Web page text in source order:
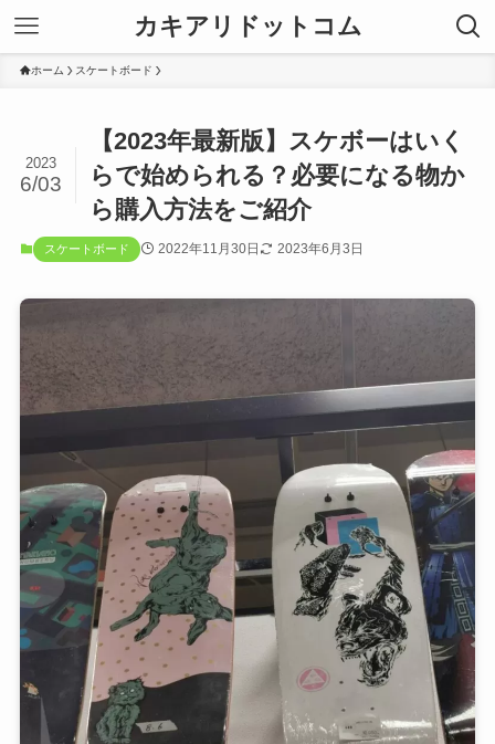
カキアリドットコム
ホーム スケートボード
【2023年最新版】スケボーはいく
らで始められる？必要になる物か
ら購入方法をご紹介
2023
6/03
スケートボード 2022年11月30日 2023年6月3日